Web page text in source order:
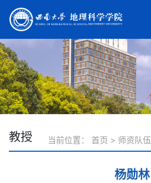
教授 当前位置： 首页 > 师资队伍
杨勋林